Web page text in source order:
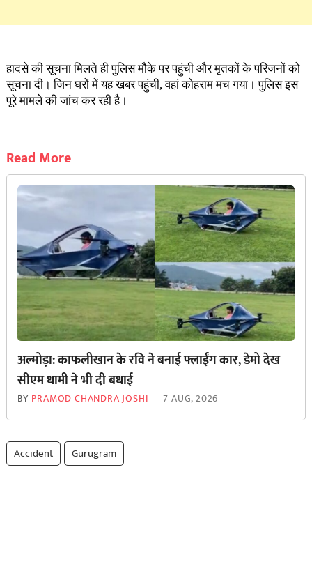
हादसे की सूचना मिलते ही पुलिस मौके पर पहुंची और मृतकों के परिजनों को
सूचना दी। जिन घरों में यह खबर पहुंची, वहां कोहराम मच गया। पुलिस इस
पूरे मामले की जांच कर रही है।
Read More
अल्मोड़ा: काफलीखान के रवि ने बनाई फ्लाईंग कार, डेमो देख
सीएम धामी ने भी दी बधाई
BY PRAMOD CHANDRA JOSHI 7 AUG, 2026
Accident Gurugram